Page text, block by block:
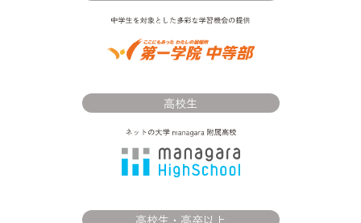
高校生
高校生・高卒以上